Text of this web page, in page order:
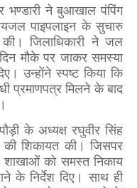
भण्डारी ने बुआखाल पंपिंग
पाइपलाइन के सुचारु
जिलाधिकारी ने जल
मौके पर जाकर समस्या
उन्होंने स्पष्ट किया कि
प्रमाणपत्र मिलने के बाद
के अध्यक्ष रघुवीर सिंह
शिकायत की। जिसपर
शाखाओं को समस्त निकाय
के निर्देश दिए। साथ ही